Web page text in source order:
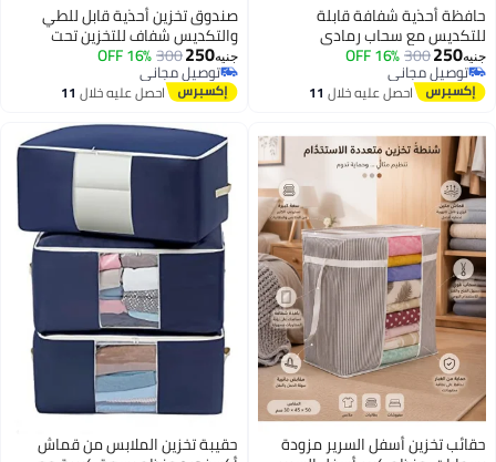
أحذية شفافة قابلة
مع سحاب رمادي
سم250
300
16% OFF
توصيل مجاني
توصيل مجانياحصل عليه خلال11
اغسطس
صندوق تخزين أحذية قابل للطي
والتكديس شفاف للتخزين تحت
السرير رمادي 60×30×15 سمجنيه250
300
16% OFF
توصيل مجاني
توصيل مجانياحصل عليه خلال11
اغسطس
تخزين أسفل السرير مزودة حقيبة تخزين الملابس من قماش